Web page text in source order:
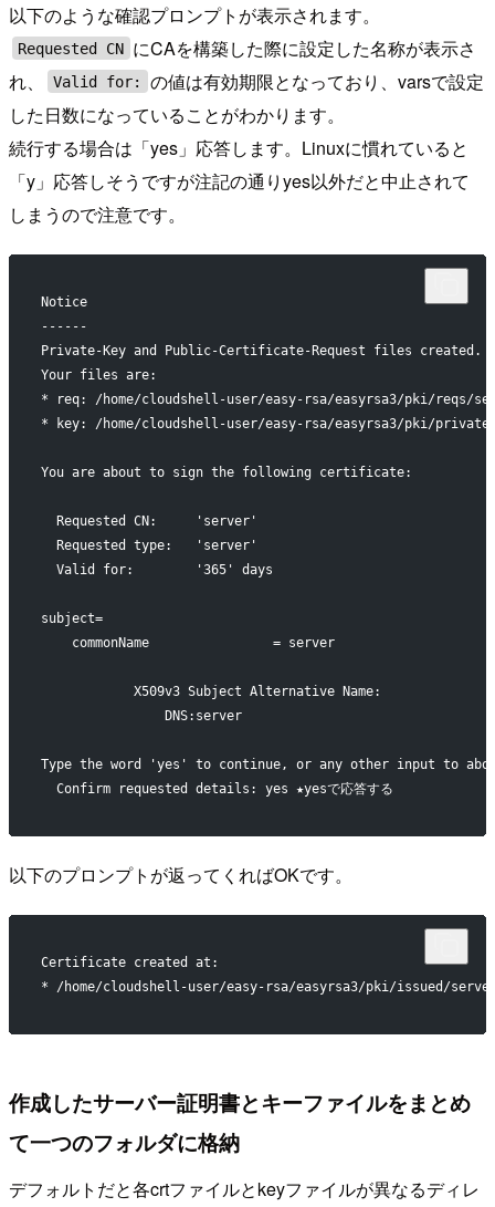
以下のような確認プロンプトが表示されます。
Requested CN にCAを構築した際に設定した名称が表示さ
れ、
Valid for:
の値は有効期限となっており、varsで設定
した日数になっていることがわかります。
続行する場合は「yes」応答します。Linuxに慣れていると
「y」応答しそうですが注記の通りyes以外だと中止されて
しまうので注意です。
Notice
------
Private-Key and Public-Certificate-Request files created.
Your files are:
* req: /home/cloudshell-user/easy-rsa/easyrsa3/pki/reqs/
* key: /home/cloudshell-user/easy-rsa/easyrsa3/pki/
You are about to sign the following certificate:
  Requested CN:     'server'
  Requested type:   'server'
  Valid for:        '365' days
subject=
    commonName                = server
            X509v3 Subject Alternative Name:
                DNS:server
Type the word 'yes' to continue, or any other input to
  Confirm requested details: yes ★yesで応答する
以下のプロンプトが返ってくればOKです。
Certificate created at:
* /home/cloudshell-user/easy-rsa/easyrsa3/pki/issued/
作成したサーバー証明書とキーファイルをまとめ
て一つのフォルダに格納
デフォルトだと各crtファイルとkeyファイルが異なるディレ